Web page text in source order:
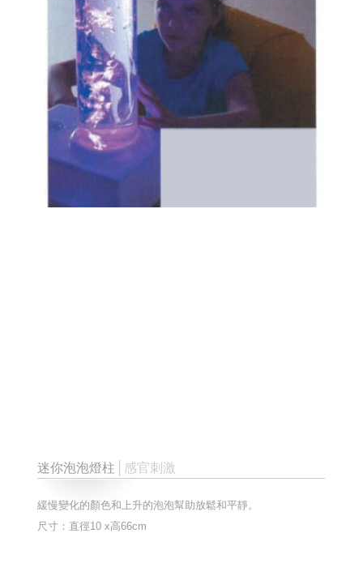
迷你泡泡燈柱 │感官刺激
緩慢變化的顏色和上升的泡泡幫助放鬆和平靜。
尺寸：直徑10 x高66cm